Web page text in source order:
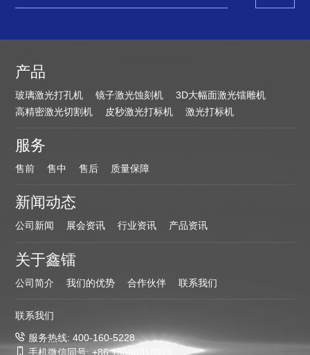
产品
玻璃激光打孔机 镜子激光蚀刻机
3D大幅面激光镭雕机
高精密激光切割机
皮秒激光打标机 激光打标机
服务
售前 售中 售后 质量保障
新闻动态
公司新闻 展会资讯 行业资讯 产品资讯
关于鑫镭
公司简介 我们的优势 合作伙伴 联系我们
联系我们
服务热线: 400-160-5228
手机微信同号: +86 13590313979